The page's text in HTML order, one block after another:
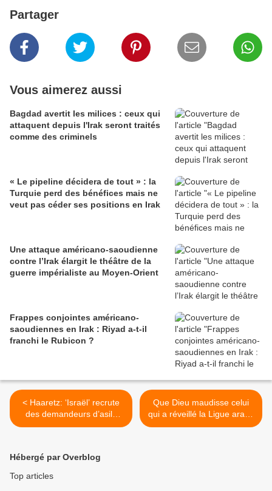
Partager
Vous aimerez aussi
Bagdad avertit les milices : ceux qui
attaquent depuis l'Irak seront traités
comme des criminels
« Le pipeline décidera de tout » : la
Turquie perd des bénéfices mais ne
veut pas céder ses positions en Irak
Une attaque américano-saoudienne
contre l’Irak élargit le théâtre de la
guerre impérialiste au Moyen-Orient
Frappes conjointes américano-
saoudiennes en Irak : Riyad a-t-il
franchi le Rubicon ?
< Haaretz: ‘Israël’ recrute
des demandeurs d’asile
africains pour combattre à
Que Dieu maudisse celui
qui a réveillé la Ligue arabe
endormie >
Hébergé par Overblog
Top articles